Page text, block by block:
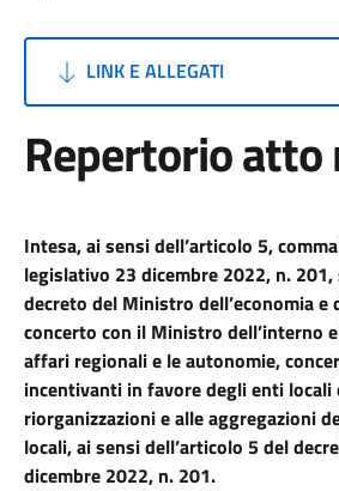
LINK E ALLEGATI
Repertorio atto
Intesa, ai sensi dell’articolo 5,
legislativo 23 dicembre 2022, n.
decreto del Ministro dell’economia e
concerto con il Ministro dell’interno
affari regionali e le autonomie,
incentivanti in favore degli enti locali
riorganizzazioni e alle aggregazioni
locali, ai sensi dell’articolo 5 del
dicembre 2022, n. 201.